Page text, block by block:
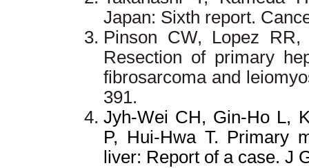
Japan: Sixth report.
Pinson CW, Lopez
Resection of primary
fibrosarcoma and
391.
Jyh-Wei CH, Gin-Ho L,
P, Hui-Hwa T. Primary
liver: Report of a case. J